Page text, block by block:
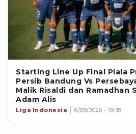
Starting Line Up Final Piala
Persib Bandung Vs
Malik Risaldi dan Ramadhan
Adam Alis
Liga Indonesia 6/08/2026 - 19:38